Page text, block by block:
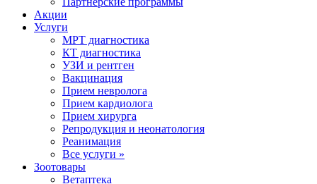
Акции
Услуги
МРТ диагностика
КТ диагностика
УЗИ и рентген
Вакцинация
Прием невролога
Прием кардиолога
Прием хирурга
Репродукция и неонатология
Реанимация
Все услуги »
Зоотовары
Ветаптека